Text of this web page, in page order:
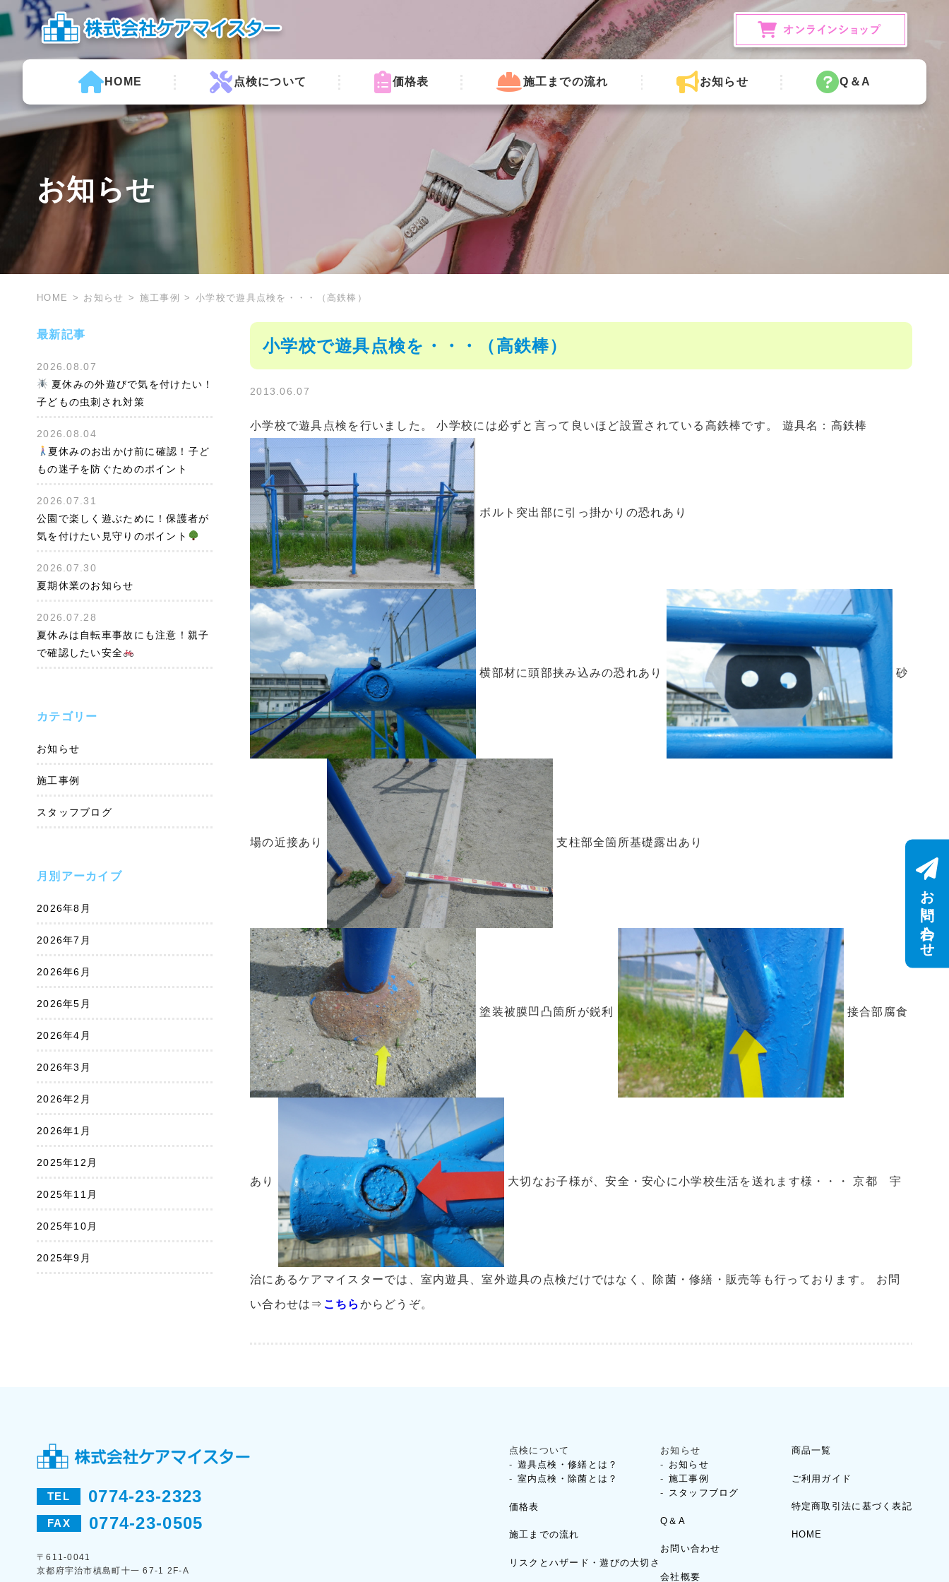
HOME 点検について 価格表 施工までの流れ お知らせ Q＆A
お知らせ
HOME お知らせ 施工事例 小学校で遊具点検を・・・（高鉄棒）
最新記事
2026.08.07
夏休みの外遊びで気を付けたい！
子どもの虫刺され対策
2026.08.04
夏休みのお出かけ前に確認！子ど
もの迷子を防ぐためのポイント
2026.07.31
公園で楽しく遊ぶために！保護者が
気を付けたい見守りのポイント
2026.07.30
夏期休業のお知らせ
2026.07.28
夏休みは自転車事故にも注意！親子
で確認したい安全
カテゴリー
お知らせ
施工事例
スタッフブログ
月別アーカイブ
2026年8月
2026年7月
2026年6月
2026年5月
2026年4月
2026年3月
2026年2月
2026年1月
2025年12月
2025年11月
2025年10月
2025年9月
小学校で遊具点検を・・・（高鉄棒）
2013.06.07
小学校で遊具点検を行いました。 小学校には必ずと言って良いほど設置されている高鉄棒です。 遊具名：高鉄棒
ボルト突出部に引っ掛かりの恐れあり
横部材に頭部挟み込みの恐れあり 砂
場の近接あり 支柱部全箇所基礎露出あり
塗装被膜凹凸箇所が鋭利 接合部腐食
あり 大切なお子様が、安全・安心に小学校生活を送れます様・・・ 京都 宇
治にあるケアマイスターでは、室内遊具、室外遊具の点検だけではなく、除菌・修繕・販売等も行っております。 お問
い合わせは⇒ こちら からどうぞ。
TEL 0774-23-2323
FAX 0774-23-0505
〒611-0041
京都府宇治市槙島町十一 67-1 2F-A
点検について
遊具点検・修繕とは？
室内点検・除菌とは？
価格表
施工までの流れ
リスクとハザード・遊びの大切さ
お知らせ
お知らせ
施工事例
スタッフブログ
Q＆A
お問い合わせ
会社概要
商品一覧
ご利用ガイド
特定商取引法に基づく表記
HOME
お問い合わせ